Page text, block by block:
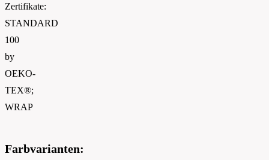
Zertifikate:
STANDARD
100
by
OEKO-
TEX®;
WRAP
Farbvarianten: